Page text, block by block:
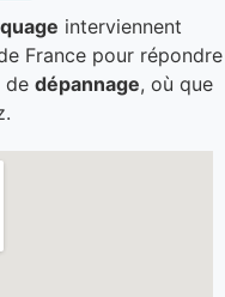
interviennent
France pour répondre
de dépannage, où que